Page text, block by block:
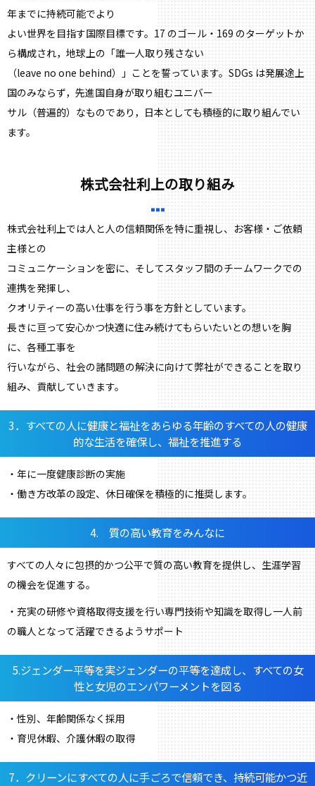
年までに持続可能でより
よい世界を目指す国際目標です。17 のゴール・169 のターゲットか
ら構成され，地球上の「誰一人取り残さない
（leave no one behind）」ことを誓っています。SDGs は発展途上
国のみならず，先進国自身が取り組むユニバー
サル（普遍的）なものであり，日本としても積極的に取り組んでい
ます。
株式会社利上の取り組み
株式会社利上では人と人の信頼関係を特に重視し、お客様・ご依頼
主様との
コミュニケーションを密に、そしてスタッフ間のチームワークでの
連携を発揮し、
クオリティーの高い仕事を行う事を方針としています。
長きに亘って安心かつ快適に住み続けてもらいたいとの想いを胸
に、各種工事を
行いながら、社会の諸問題の解決に向けて弊社ができることを取り
組み、貢献していきます。
3．すべての人に健康と福祉をあらゆる年齢のすべての人の健康
的な生活を確保し、福祉を推進する
・年に一度健康診断の実施
・働き方改革の設定、休日確保を積極的に推奨します。
4. 質の高い教育をみんなに
すべての人々に包摂的かつ公平で質の高い教育を提供し、生涯学習
の機会を促進する。
・充実の研修や資格取得支援を行い専門技術や知識を取得し一人前
の職人となって活躍できるようサポート
5.ジェンダー平等を実ジェンダーの平等を達成し、すべての女
性と女児のエンパワーメントを図る
・性別、年齢関係なく採用
・育児休暇、介護休暇の取得
7．クリーンにすべての人に手ごろで信頼でき、持続可能かつ近